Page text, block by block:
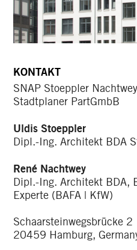
KONTAKT
SNAP Stoeppler
Stadtplaner PartGmbB
Uldis Stoeppler
Dipl.-Ing. Architekt BDA
René Nachtwey
Dipl.-Ing. Architekt BDA,
Experte (BAFA | KfW)
Schaarsteinwegsbrücke 2
20459 Hamburg,